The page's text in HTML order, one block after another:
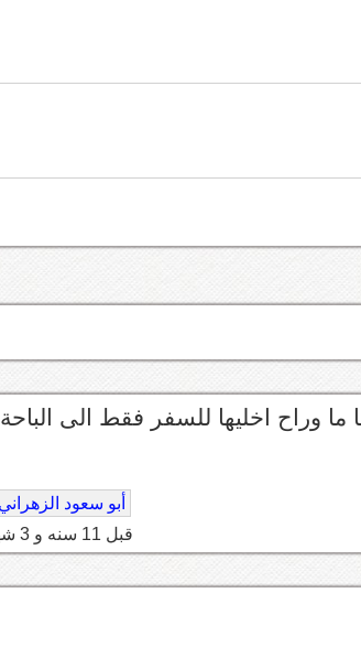
وراح اخليها للسفر فقط الى الباحة
أبو سعود
قبل 11 سنه و 3 شهر